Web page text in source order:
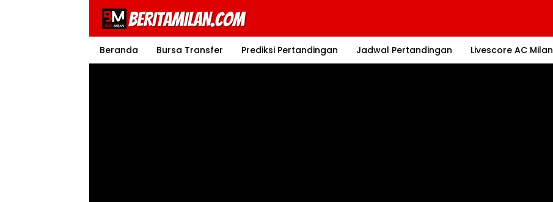
Beranda Bursa Transfer Prediksi Pertandingan Jadwal Pertandingan Livescore AC Milan